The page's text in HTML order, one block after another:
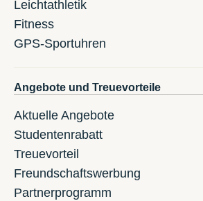
Leichtathletik
Fitness
GPS-Sportuhren
Angebote und Treuevorteile
Aktuelle Angebote
Studentenrabatt
Treuevorteil
Freundschaftswerbung
Partnerprogramm